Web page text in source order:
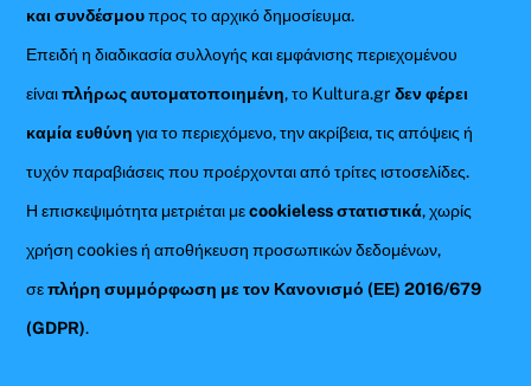
και συνδέσμουπρος το αρχικό δημοσίευμα.
Επειδή η διαδικασία συλλογής και εμφάνισης περιεχομένου
είναιπλήρως αυτοματοποιημένη, το Kultura.grδεν φέρει
καμία ευθύνη για το περιεχόμενο, την ακρίβεια, τις απόψεις ή
τυχόν παραβιάσεις που προέρχονται από τρίτες ιστοσελίδες.
Η επισκεψιμότητα μετριέται μεcookieless στατιστικά, χωρίς
χρήση cookies ή αποθήκευση προσωπικών δεδομένων,
σεπλήρη συμμόρφωση με τον Κανονισμό (ΕΕ) 2016/679
(GDPR).